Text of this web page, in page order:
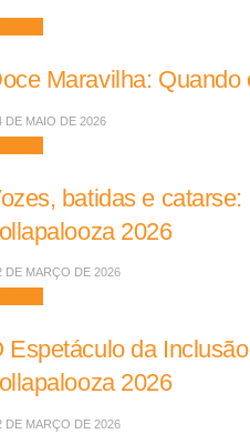
Maravilha:
DE MAIO DE 2026
batidas e
2026
DE MARÇO DE 2026
Espetáculo da
2026
DE MARÇO DE 2026